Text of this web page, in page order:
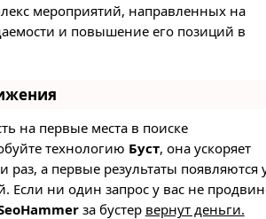
мероприятий, направленных на
и повышение его позиций в
на первые места в поиске
технологию Буст, она ускоряет
раз, а первые результаты появляются
Если ни один запрос у вас не
за бустер вернут деньги.